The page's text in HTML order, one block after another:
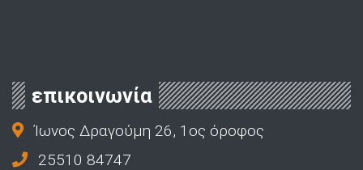
επικοινωνία
Ίωνος Δραγούμη 26, 1ος όροφος
25510 84747